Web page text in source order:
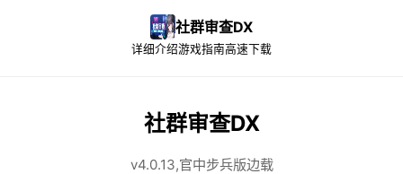
社群审查DX
详细介绍游戏指南高速下载
社群审查DX
v4.0.13,官中步兵版边载